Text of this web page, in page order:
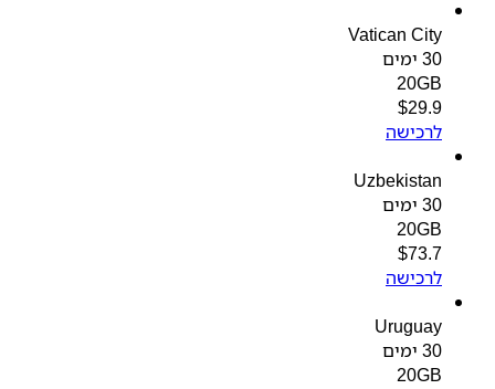
Vatican City
20GB
$29.9
לרכישה
Uzbekistan
20GB
$73.7
לרכישה
Uruguay
20GB